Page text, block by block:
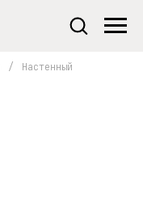
/
Настенный